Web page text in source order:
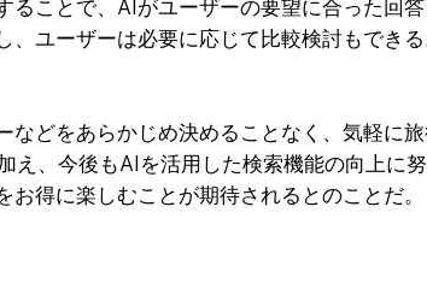
ることで、AIがユーザーの要望に合った回
、ユーザーは必要に応じて比較検討もでき
どをあらかじめ決めることなく、気軽に
え、今後もAIを活用した検索機能の向上に
得に楽しむことが期待されるとのことだ。